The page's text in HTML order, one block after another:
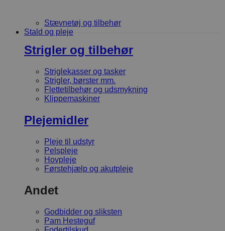
Stævnetøj og tilbehør
Stald og pleje
Strigler og tilbehør
Striglekasser og tasker
Strigler, børster mm.
Flettetilbehør og udsmykning
Klippemaskiner
Plejemidler
Pleje til udstyr
Pelspleje
Hovpleje
Førstehjælp og akutpleje
Andet
Godbidder og sliksten
Pam Hesteguf